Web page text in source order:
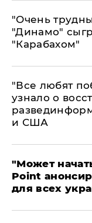
"Очень
"Динамо"
"Карабахом"
​"Все любят
узнало о
и США
"Может
Point
для всех